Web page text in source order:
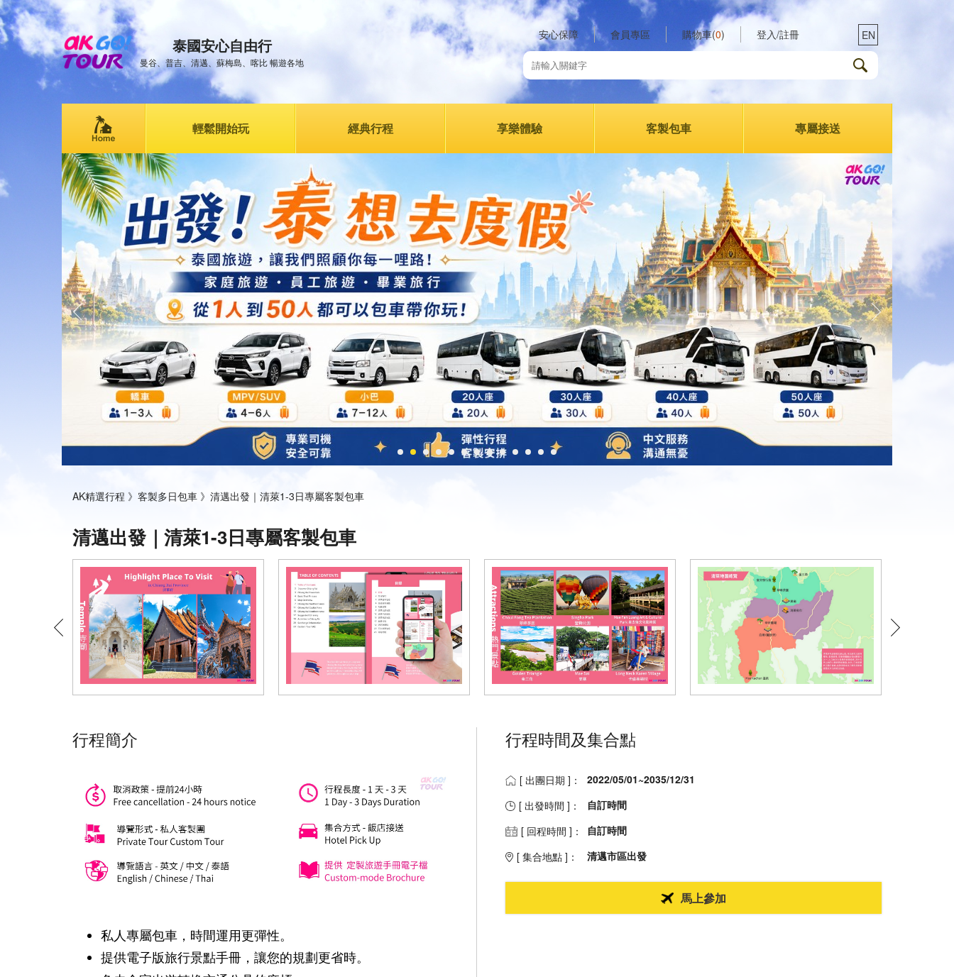
泰國安心自由行
曼谷、普吉、清邁、蘇梅島、喀比 暢遊各地
安心保障 會員專區 購物車(0) 登入/註冊 EN
輕鬆開始玩 經典行程 享樂體驗 客製包車 專屬接送
AK精選行程 》 客製多日包車 》 清邁出發｜清萊1-3日專屬客製包車
清邁出發｜清萊1-3日專屬客製包車
行程簡介
私人專屬包車，時間運用更彈性。
提供電子版旅行景點手冊，讓您的規劃更省時。
行程時間及集合點
[ 出團日期 ]：
2022/05/01~2035/12/31
[ 出發時間 ]：
自訂時間
[ 回程時間 ]：
自訂時間
[ 集合地點 ]：
清邁市區出發
馬上參加